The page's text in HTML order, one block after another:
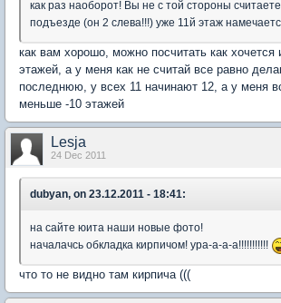
как раз наоборот! Вы не с той стороны
подъезде (он 2 слева!!!) уже 11й этаж
как вам хорошо, можно посчитать как хочется
этажей, а у меня как не считай все равно
последнюю, у всех 11 начинают 12, а у меня
меньше -10 этажей
Lesja
24 Dec 2011
dubyan, on 23.12.2011 - 18:41:
на сайте юита наши новые фото!
началачсь обкладка кирпичом! ура-а-а-а!!!!!!!!!!!
что то не видно там кирпича (((